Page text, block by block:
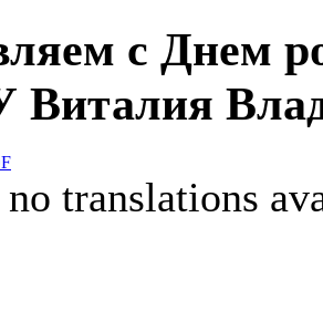
с Днем
no translations